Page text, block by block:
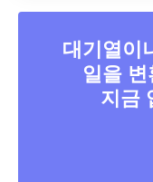
대기열이
일을
지금